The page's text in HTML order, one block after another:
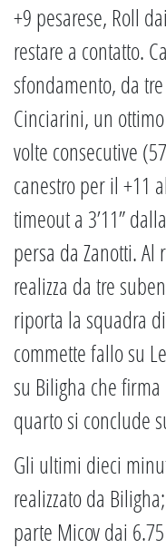
+9 pesarese, Roll
restare a contatto.
sfondamento, da
Cinciarini, un
volte consecutive
canestro per il +11
timeout a 3’11”
persa da Zanotti.
realizza da tre
riporta la squadra
commette fallo su
su Biligha che
quarto si conclude
Gli ultimi dieci
realizzato da
parte Micov dai